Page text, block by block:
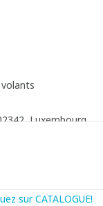
Luxembourg
sur CATALOGUE!